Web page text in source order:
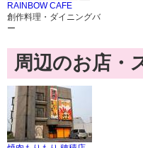
RAINBOW CAFE
創作料理・ダイニングバ
ー
周辺のお店・